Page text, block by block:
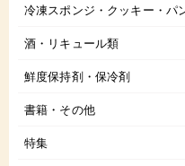
冷凍スポンジ・クッキー・パ
酒・リキュール類
鮮度保持剤・保冷剤
書籍・その他
特集